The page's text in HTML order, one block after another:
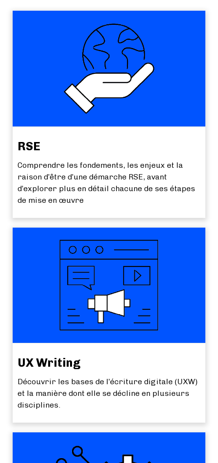
RSE
Comprendre les fondements, les enjeux et la
raison d’être d’une démarche RSE, avant
d’explorer plus en détail chacune de ses étapes
de mise en œuvre
UX Writing
Découvrir les bases de l’écriture digitale (UXW)
et la manière dont elle se décline en plusieurs
disciplines.